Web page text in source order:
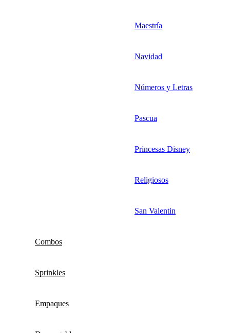
Maestría
Navidad
Números y Letras
Pascua
Princesas Disney
Religiosos
San Valentin
Combos
Sprinkles
Empaques